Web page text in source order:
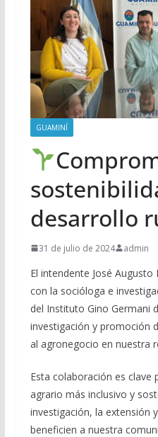
GUAMINÍ
desarrollo
31 de julio de 2024 admin
El intendente José
con la socióloga e
del Instituto Gino Germani
investigación y promoción
al agronegocio en nuestra
Esta colaboración es clave
agrario más inclusivo y
investigación, la extensión
beneficien a nuestra